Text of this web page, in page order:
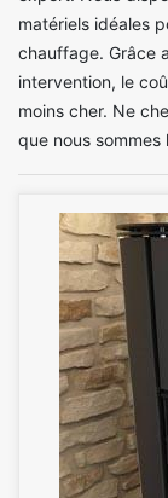
matériels idéales
chauffage. Grâce
intervention, le
moins cher. Ne
que nous